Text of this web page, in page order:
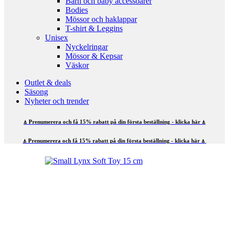
Bodies
Mössor och haklappar
T-shirt & Leggins
Unisex
Nyckelringar
Mössor & Kepsar
Väskor
Outlet & deals
Säsong
Nyheter och trender
⍋ Prenumerera och få 15% rabatt på din första beställning - klicka här ⍋
⍋ Prenumerera och få 15% rabatt på din första beställning - klicka här ⍋